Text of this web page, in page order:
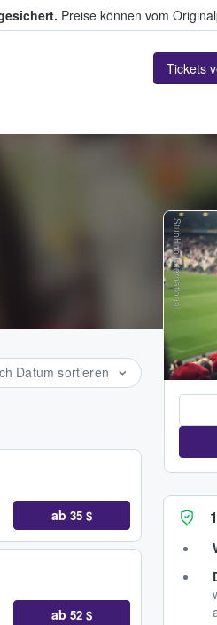
Preise können vom
Tickets
Datum sortieren
ab 35 $
ab 52 $
StubHub International